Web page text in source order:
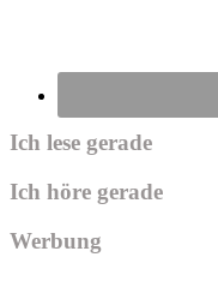
Ich lese gerade
Ich höre gerade
Werbung